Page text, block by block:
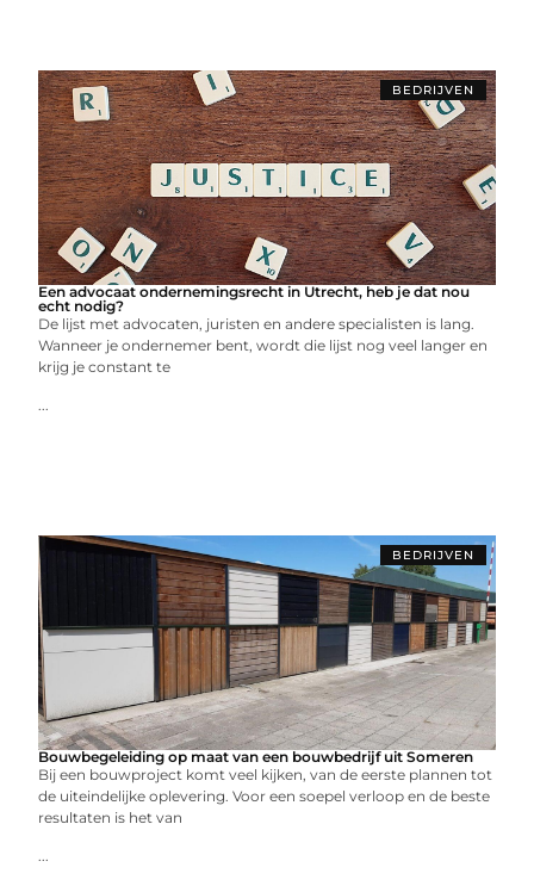
BEDRIJVEN
Een advocaat ondernemingsrecht in Utrecht, heb je dat nou
echt nodig?
De lijst met advocaten, juristen en andere specialisten is lang.
Wanneer je ondernemer bent, wordt die lijst nog veel langer en
krijg je constant te
...
BEDRIJVEN
Bouwbegeleiding op maat van een bouwbedrijf uit Someren
Bij een bouwproject komt veel kijken, van de eerste plannen tot
de uiteindelijke oplevering. Voor een soepel verloop en de beste
resultaten is het van
...